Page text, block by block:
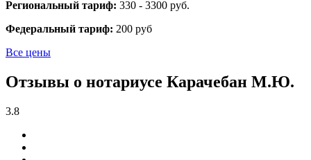
Региональный тариф: 330 - 3300 руб.
Федеральный тариф: 200 руб
Все цены
Отзывы о нотариусе Карачебан М.Ю.
3.8